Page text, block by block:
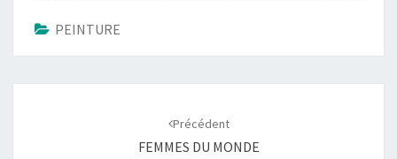
PEINTURE
Précédent
FEMMES DU MONDE